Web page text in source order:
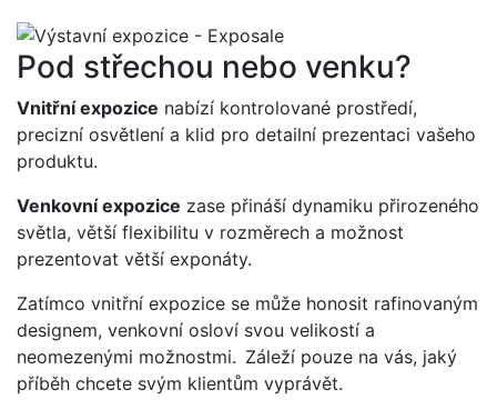
Pod střechou nebo venku?
Vnitřní expozice nabízí kontrolované prostředí,
precizní osvětlení a klid pro detailní prezentaci vašeho
produktu.
Venkovní expozice zase přináší dynamiku přirozeného
světla, větší flexibilitu v rozměrech a možnost
prezentovat větší exponáty.
Zatímco vnitřní expozice se může honosit rafinovaným
designem, venkovní osloví svou velikostí a
neomezenými možnostmi. Záleží pouze na vás, jaký
příběh chcete svým klientům vyprávět.